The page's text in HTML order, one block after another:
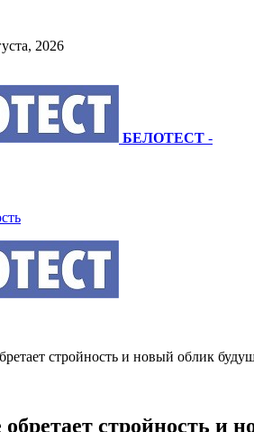
2026
БЕЛОТЕСТ -
стройность и новый облик
обретает стройность